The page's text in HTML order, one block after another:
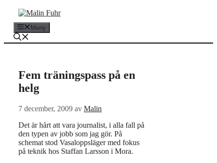
Hoppa
innehåll Meny
Fem träningspass på en
helg
7 december, 2009 av Malin
Det är hårt att vara journalist, i alla fall på
den typen av jobb som jag gör. På
schemat stod Vasaloppsläger med fokus
på teknik hos Staffan Larsson i Mora.